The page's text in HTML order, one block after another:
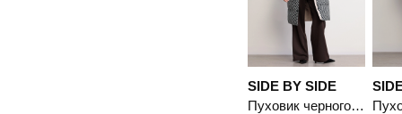
SIDE BY SIDE
Пуховик черного цвета с капюшоном